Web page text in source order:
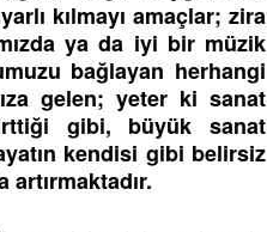
kılmayı amaçlar; zira
ya da iyi bir müzik
bağlayan herhangi
gelen; yeter ki sanat
gibi, büyük sanat
kendisi gibi belirsiz